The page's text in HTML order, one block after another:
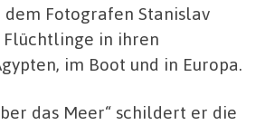
Fotografen Stanislav
Flüchtlinge in ihren
im Boot und in Europa.
das Meer“ schildert er die